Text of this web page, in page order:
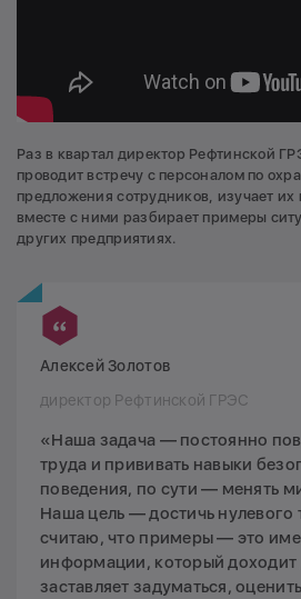
Раз в квартал директор Рефтинской
проводит встречу с персоналом по
предложения сотрудников, изучает
вместе с ними разбирает примеры
других предприятиях.
Алексей Золотов
директор Рефтинской ГРЭС
«Наша задача — постоянно
труда и прививать навыки
поведения, по сути — менять
Наша цель — достичь нулевого
считаю, что примеры — это
информации, который доходит
заставляет задуматься,